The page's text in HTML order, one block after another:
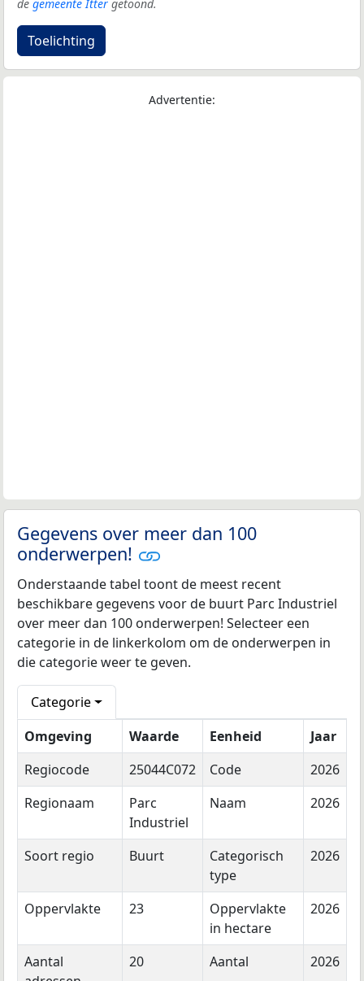
de gemeente Itter getoond.
Toelichting
Advertentie:
Gegevens over meer dan 100
onderwerpen!
Onderstaande tabel toont de meest recent
beschikbare gegevens voor de buurt Parc Industriel
over meer dan 100 onderwerpen! Selecteer een
categorie in de linkerkolom om de onderwerpen in
die categorie weer te geven.
Categorie
Omgeving
Waarde Eenheid
Jaar
Regiocode
25044C072 Code
2026
Regionaam
Parc
Industriel
Naam 2026
Soort regio Buurt
Categorisch
type
2026
Oppervlakte 23
Oppervlakte
in hectare
2026
Aantal
20 Aantal 2026